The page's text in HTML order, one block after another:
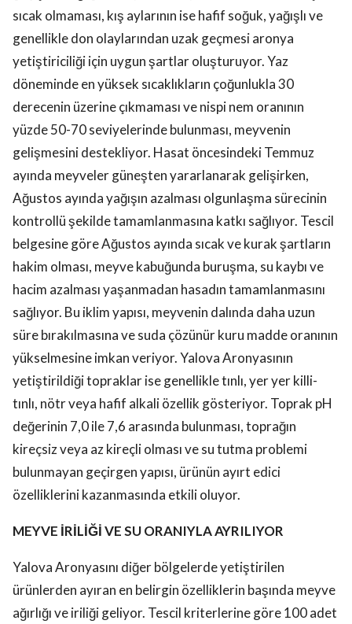
sıcak olmaması, kış aylarının ise hafif soğuk, yağışlı ve
genellikle don olaylarından uzak geçmesi aronya
yetiştiriciliği için uygun şartlar oluşturuyor. Yaz
döneminde en yüksek sıcaklıkların çoğunlukla 30
derecenin üzerine çıkmaması ve nispi nem oranının
yüzde 50-70 seviyelerinde bulunması, meyvenin
gelişmesini destekliyor. Hasat öncesindeki Temmuz
ayında meyveler güneşten yararlanarak gelişirken,
Ağustos ayında yağışın azalması olgunlaşma sürecinin
kontrollü şekilde tamamlanmasına katkı sağlıyor. Tescil
belgesine göre Ağustos ayında sıcak ve kurak şartların
hakim olması, meyve kabuğunda buruşma, su kaybı ve
hacim azalması yaşanmadan hasadın tamamlanmasını
sağlıyor. Bu iklim yapısı, meyvenin dalında daha uzun
süre bırakılmasına ve suda çözünür kuru madde oranının
yükselmesine imkan veriyor. Yalova Aronyasının
yetiştirildiği topraklar ise genellikle tınlı, yer yer killi-
tınlı, nötr veya hafif alkali özellik gösteriyor. Toprak pH
değerinin 7,0 ile 7,6 arasında bulunması, toprağın
kireçsiz veya az kireçli olması ve su tutma problemi
bulunmayan geçirgen yapısı, ürünün ayırt edici
özelliklerini kazanmasında etkili oluyor.
MEYVE İRİLİĞİ VE SU ORANIYLA AYRILIYOR
Yalova Aronyasını diğer bölgelerde yetiştirilen
ürünlerden ayıran en belirgin özelliklerin başında meyve
ağırlığı ve iriliği geliyor. Tescil kriterlerine göre 100 adet